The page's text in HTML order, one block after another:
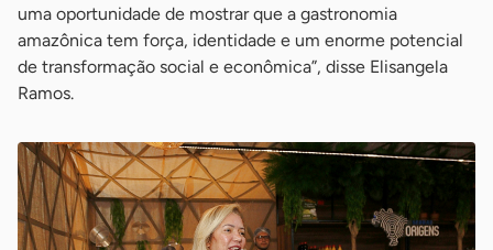
uma oportunidade de mostrar que a gastronomia
amazônica tem força, identidade e um enorme potencial
de transformação social e econômica”, disse Elisangela
Ramos.